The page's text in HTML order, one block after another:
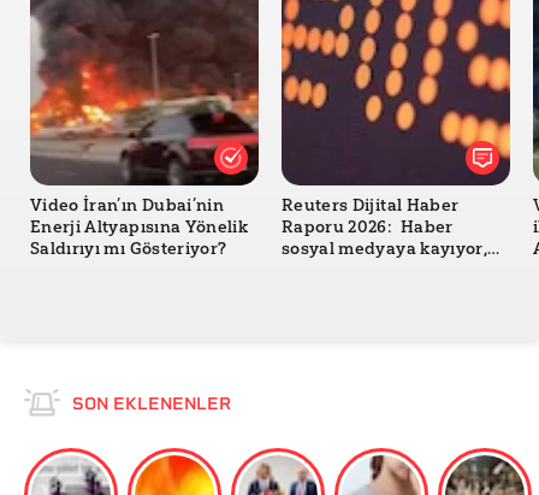
Video İran’ın Dubai’nin
Enerji Altyapısına Yönelik
Saldırıyı mı Gösteriyor?
Reuters Dijital Haber
Raporu 2026: Haber
sosyal medyaya kayıyor,
SON EKLENENLER